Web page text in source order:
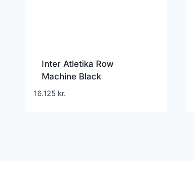
Inter Atletika Row
Machine Black
rygmaskine til øvre ryg
16.125 kr.